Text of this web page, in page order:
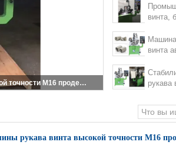
M2 - Провод машины рукава винта высокой точности M16 продетый нитку формируя машину
делая
винта,
винта
рукава
рукав
рукава винта высокой точности M16